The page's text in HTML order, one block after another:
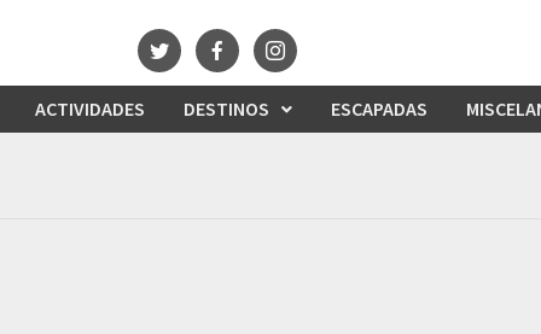
ACTIVIDADES DESTINOS ESCAPADAS